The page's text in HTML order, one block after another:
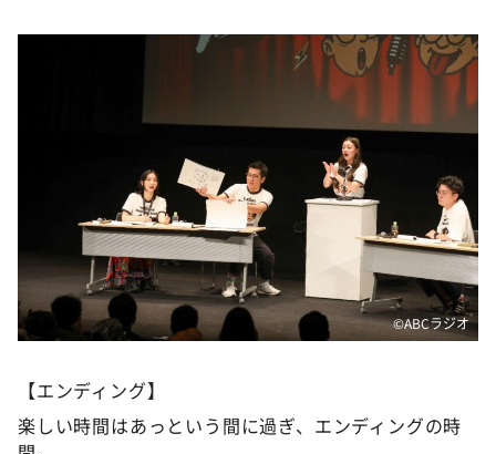
©️ABCラジオ
【エンディング】
楽しい時間はあっという間に過ぎ、エンディングの時